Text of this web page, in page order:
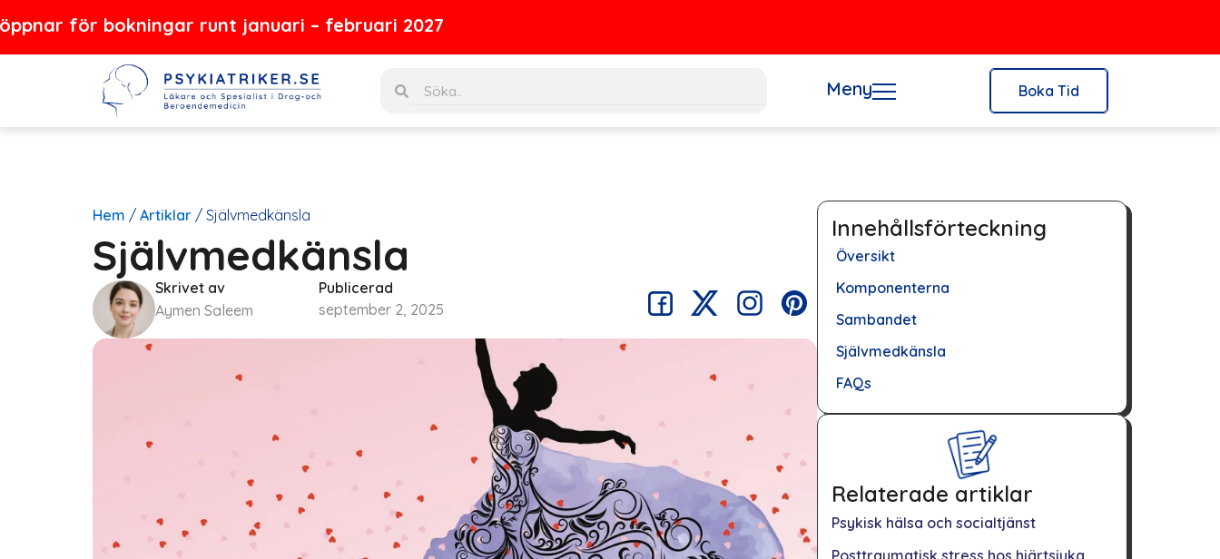
bokningar runt januari – februari 2027
Hoppa
Meny Boka Tid
Hem / Artiklar / Självmedkänsla
Självmedkänsla
Skrivet av
Aymen Saleem
Publicerad
september 2, 2025
Innehållsförteckning
Översikt
Komponenterna
Sambandet
Självmedkänsla
FAQs
Relaterade artiklar
Psykisk hälsa och socialtjänst
Posttraumatisk stress hos hjärtsjuka